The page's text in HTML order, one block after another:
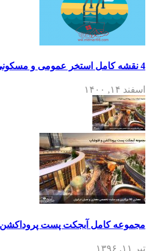
4 نقشه کامل استخر عمومی و مسکونی DWG
اسفند ۱۴, ۱۴۰۰
مجموعه کامل آبجکت پست
تیر ۱۱, ۱۳۹۶